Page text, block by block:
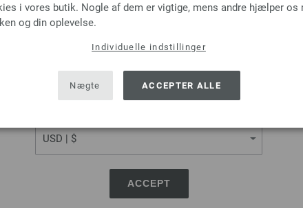
SHIPPING TO
ACCEPT
i vores butik. Nogle af dem er vigtige, mens andre hjælper os
og din oplevelse.
Individuelle indstillinger
Nægte ACCEPTER ALLE
7,98 €
MÆNGDE
DEL DENNE SIDE